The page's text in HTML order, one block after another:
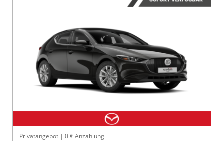
Privatangebot | 0 € Anzahlung